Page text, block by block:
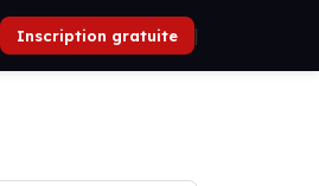
Inscription gratuite |